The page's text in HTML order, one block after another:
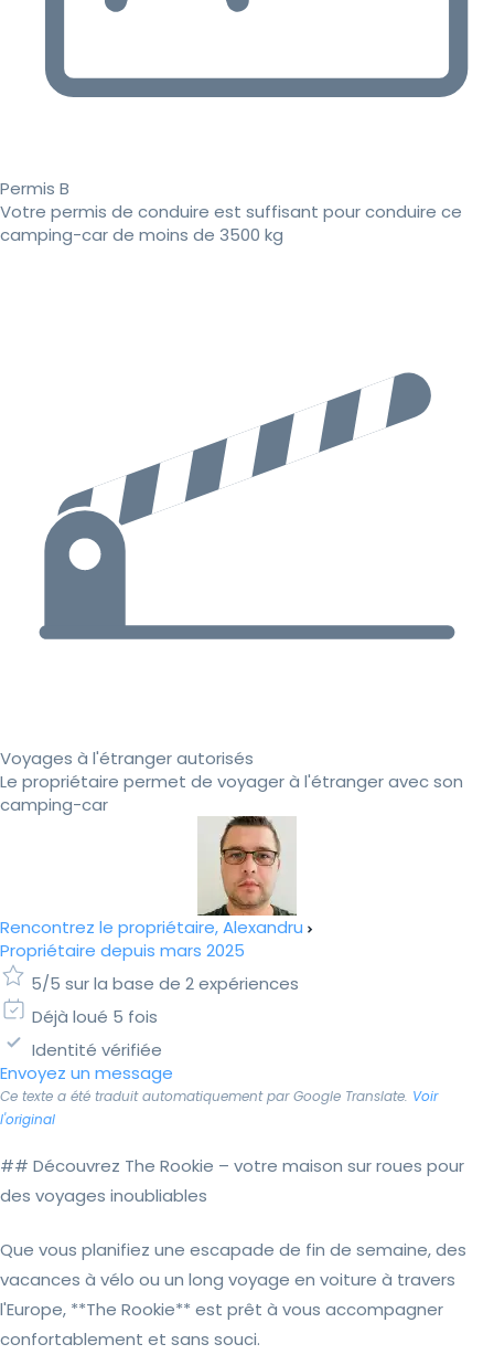
Permis B
Votre permis de conduire est suffisant pour conduire ce
camping-car de moins de 3500 kg
Voyages à l'étranger autorisés
Le propriétaire permet de voyager à l'étranger avec son
camping-car
Rencontrez le propriétaire, Alexandru
Propriétaire depuis mars 2025
5/5 sur la base de 2 expériences
Déjà loué 5 fois
Identité vérifiée
Envoyez un message
Ce texte a été traduit automatiquement par Google Translate. Voir
l'original
## Découvrez The Rookie – votre maison sur roues pour
des voyages inoubliables
Que vous planifiez une escapade de fin de semaine, des
vacances à vélo ou un long voyage en voiture à travers
l'Europe, **The Rookie** est prêt à vous accompagner
confortablement et sans souci.